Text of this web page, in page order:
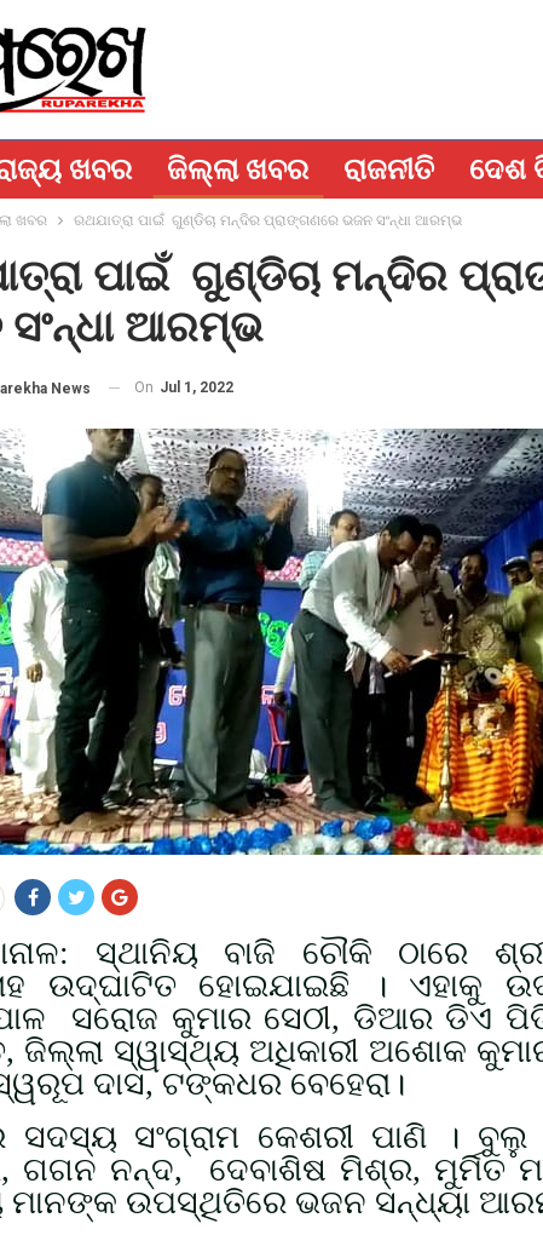
ଖବର ଜିଲ୍ଲା ଖବର ରାଜନୀତି ଦେଶ
ଖବର ରଥଯାତ୍ରା ପାଇଁ ଗୁଣ୍ଡିଚା ମନ୍ଦିର ପ୍ରାଙ୍ଗଣରେ ଭଜନ ସଂନ୍ଧା ଆରମ୍ଭ
ପାଇଁ ଗୁଣ୍ଡିଚା ମନ୍ଦିର
ଆରମ୍ଭ
News On Jul 1, 2022
ସ୍ଥାନିୟ ବାଜି ଚୌକି ଠାରେ
ଉଦ୍ଘାଟିତ ହୋଇଯାଇଛି । ଏହାକୁ
ସରୋଜ କୁମାର ସେଠୀ, ଡିଆର ଡିଏ
ଜିଲ୍ଲା ସ୍ୱାସ୍ଥ୍ୟ ଅଧିକାରୀ ଅଶୋକ
ଦାସ, ଟଙ୍କଧର ବେହେରା।
ସଦସ୍ୟ ସଂଗ୍ରାମ କେଶରୀ ପାଣି । ବୁଲୁ
ଗଗନ ନନ୍ଦ,
ଦେବାଶିଷ ମିଶ୍ର, ମୁର୍ମିତ
ଉପସ୍ଥିତିରେ ଭଜନ ସନ୍ଧ୍ୟା